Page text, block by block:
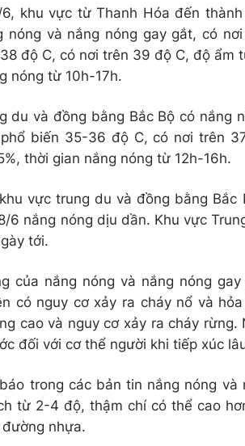
khu vực từ Thanh Hóa đến
nóng và nắng nóng gay gắt, có
độ C, có nơi trên 39 độ C, độ ẩm
nóng từ 10h-17h.
du và đồng bằng Bắc Bộ có nắng
biến 35-36 độ C, có nơi trên
thời gian nắng nóng từ 12h-16h.
vực trung du và đồng bằng Bắc
6 nắng nóng dịu dần. Khu vực
tới.
của nắng nóng và nắng nóng
có nguy cơ xảy ra cháy nổ và
cao và nguy cơ xảy ra cháy
đối với cơ thể người khi tiếp xúc
trong các bản tin nắng nóng
từ 2-4 độ, thậm chí có thể cao
nhựa.